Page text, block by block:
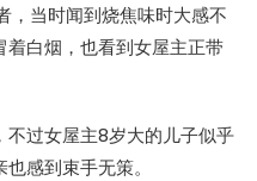
，当时闻到烧焦味时大感不
白烟，也看到女屋主正带
过女屋主8岁大的儿子似乎
感到束手无策。